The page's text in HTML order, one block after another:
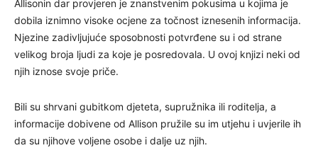
Allisonin dar provjeren je znanstvenim pokusima u kojima je
dobila iznimno visoke ocjene za točnost iznesenih informacija.
Njezine zadivljujuće sposobnosti potvrđene su i od strane
velikog broja ljudi za koje je posredovala. U ovoj knjizi neki od
njih iznose svoje priče.
Bili su shrvani gubitkom djeteta, supružnika ili roditelja, a
informacije dobivene od Allison pružile su im utjehu i uvjerile ih
da su njihove voljene osobe i dalje uz njih.